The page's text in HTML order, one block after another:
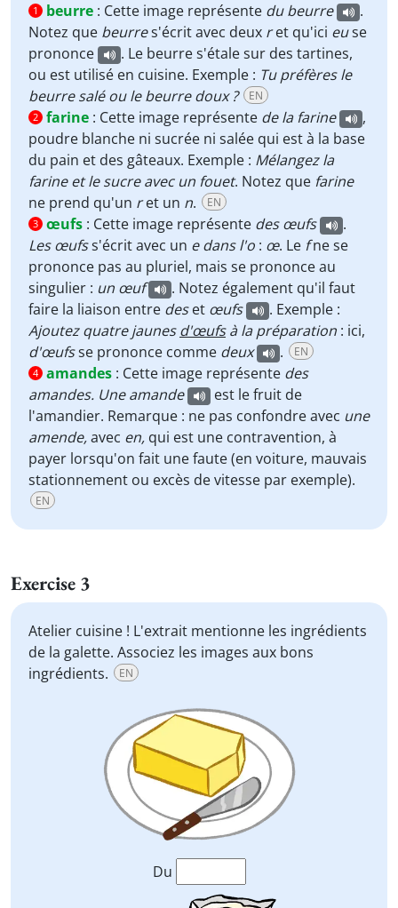
1 beurre : Cette image représente du beurre
.
Notez que beurres'écrit avec deux ret qu'ici euse
prononce
. Le beurre s'étale sur des tartines,
ou est utilisé en cuisine. Exemple : Tu préfères le
beurre salé ou le beurre doux ?
EN
2 farine : Cette image représente de la farine
,
poudre blanche ni sucrée ni salée qui est à la base
du pain et des gâteaux. Exemple : Mélangez la
farine et le sucre avec un fouet. Notez que farine
ne prend qu'un ret un n. EN
3 œufs : Cette image représente des œufs
.
Les œufss'écrit avec un e dans l'o : œ. Le fne se
prononce pas au pluriel, mais se prononce au
singulier : un œuf
. Notez également qu'il faut
faire la liaison entre deset œufs
. Exemple :
Ajoutez quatre jaunesd'œufsà la préparation : ici,
d'œufsse prononce comme deux . EN
4 amandes : Cette image représente des
amandes. Une amande
est le fruit de
l'amandier. Remarque : ne pas confondre avec une
amende,avec en, qui est une contravention, à
payer lorsqu'on fait une faute (en voiture, mauvais
stationnement ou excès de vitesse par exemple).
EN
Exercise 3
Atelier cuisine ! L'extrait mentionne les ingrédients
de la galette. Associez les images aux bons
ingrédients.
EN
Du